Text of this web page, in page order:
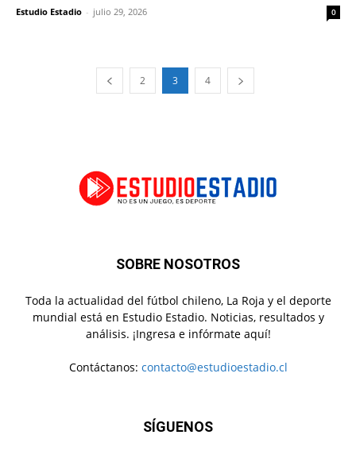
Estudio Estadio - julio 29, 2026 0
2 3 4
SOBRE NOSOTROS
Toda la actualidad del fútbol chileno, La Roja y el deporte
mundial está en Estudio Estadio. Noticias, resultados y
análisis. ¡Ingresa e infórmate aquí!
Contáctanos: contacto@estudioestadio.cl
SÍGUENOS